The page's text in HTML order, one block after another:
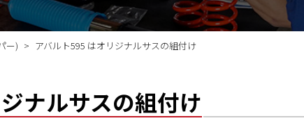
ー) アバルト595 はオリジナルサスの組付け
ナルサスの組付け